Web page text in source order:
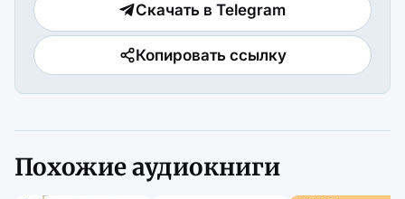
Скачать в Telegram
Копировать ссылку
Похожие аудиокниги